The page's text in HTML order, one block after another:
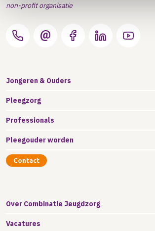
non-profit organisatie
Jongeren & Ouders
Pleegzorg
Professionals
Pleegouder worden
Contact
Over Combinatie Jeugdzorg
Vacatures